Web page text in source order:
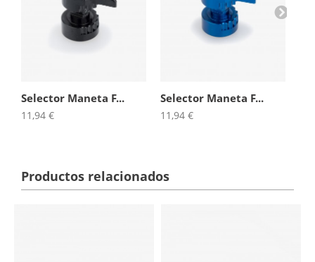
Selector Maneta F...
11,94 €
Selector Maneta F...
11,94 €
Productos relacionados